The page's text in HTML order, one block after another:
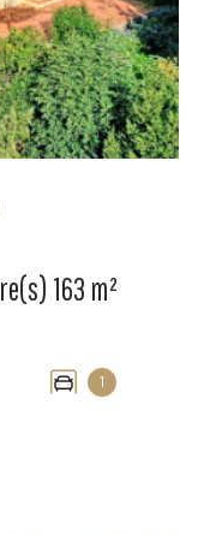
Maison 7 pièce(s) 3 chambre(s) 163 m²
1